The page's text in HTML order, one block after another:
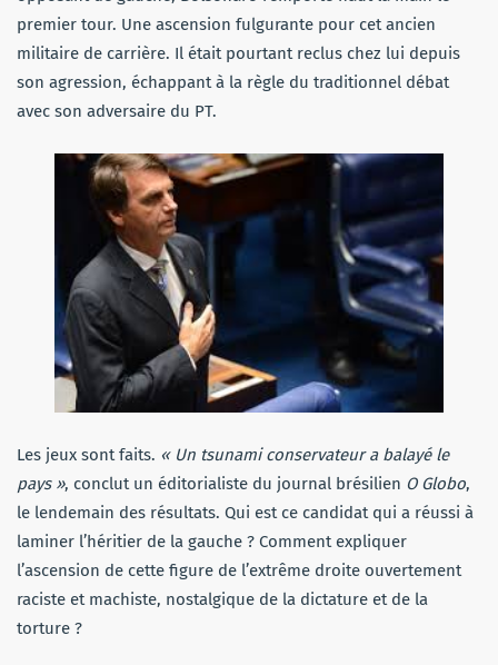
premier tour. Une ascension fulgurante pour cet ancien
militaire de carrière. Il était pourtant reclus chez lui depuis
son agression, échappant à la règle du traditionnel débat
avec son adversaire du PT.
Les jeux sont faits. « Un tsunami conservateur a balayé le
pays », conclut un éditorialiste du journal brésilien O Globo,
le lendemain des résultats. Qui est ce candidat qui a réussi à
laminer l’héritier de la gauche ? Comment expliquer
l’ascension de cette figure de l’extrême droite ouvertement
raciste et machiste, nostalgique de la dictature et de la
torture ?